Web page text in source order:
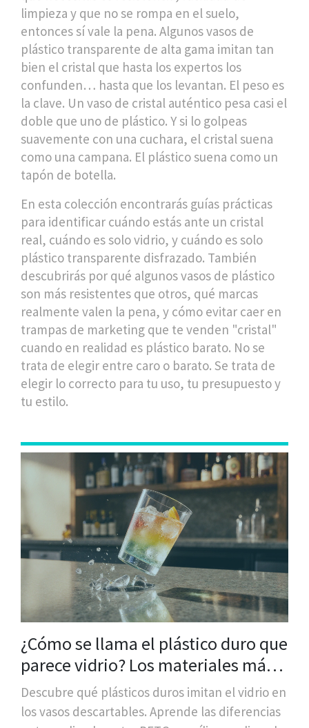
limpieza y que no se rompa en el suelo,
entonces sí vale la pena. Algunos vasos de
plástico transparente de alta gama imitan tan
bien el cristal que hasta los expertos los
confunden… hasta que los levantan. El peso es
la clave. Un vaso de cristal auténtico pesa casi el
doble que uno de plástico. Y si lo golpeas
suavemente con una cuchara, el cristal suena
como una campana. El plástico suena como un
tapón de botella.
En esta colección encontrarás guías prácticas
para identificar cuándo estás ante un cristal
real, cuándo es solo vidrio, y cuándo es solo
plástico transparente disfrazado. También
descubrirás por qué algunos vasos de plástico
son más resistentes que otros, qué marcas
realmente valen la pena, y cómo evitar caer en
trampas de marketing que te venden "cristal"
cuando en realidad es plástico barato. No se
trata de elegir entre caro o barato. Se trata de
elegir lo correcto para tu uso, tu presupuesto y
tu estilo.
¿Cómo se llama el plástico duro que
parece vidrio? Los materiales más
usados en vasos de plástico
resistente
Descubre qué plásticos duros imitan el vidrio en
los vasos descartables. Aprende las diferencias